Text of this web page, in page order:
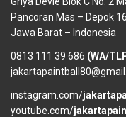
Pancoran Mas – Depok
Jawa Barat – Indonesia
0813 111 39 686 (WA/
instagram.com/
youtube.com/